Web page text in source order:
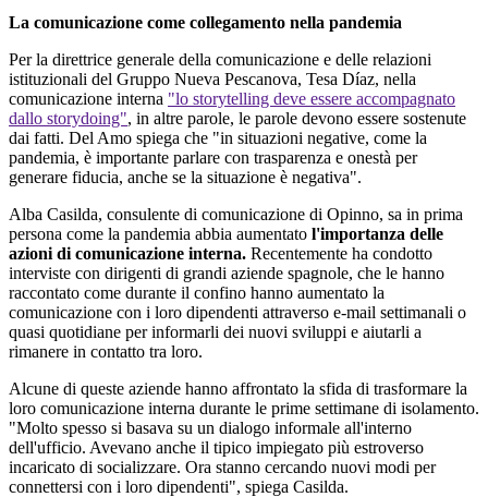
La comunicazione come collegamento nella pandemia
Per la direttrice generale della comunicazione e delle relazioni
istituzionali del Gruppo Nueva Pescanova, Tesa Díaz, nella
comunicazione interna "lo storytelling deve essere accompagnato
dallo storydoing", in altre parole, le parole devono essere sostenute
dai fatti. Del Amo spiega che "in situazioni negative, come la
pandemia, è importante parlare con trasparenza e onestà per
generare fiducia, anche se la situazione è negativa".
Alba Casilda, consulente di comunicazione di Opinno, sa in prima
persona come la pandemia abbia aumentato l'importanza delle
azioni di comunicazione interna. Recentemente ha condotto
interviste con dirigenti di grandi aziende spagnole, che le hanno
raccontato come durante il confino hanno aumentato la
comunicazione con i loro dipendenti attraverso e-mail settimanali o
quasi quotidiane per informarli dei nuovi sviluppi e aiutarli a
rimanere in contatto tra loro.
Alcune di queste aziende hanno affrontato la sfida di trasformare la
loro comunicazione interna durante le prime settimane di isolamento.
"Molto spesso si basava su un dialogo informale all'interno
dell'ufficio. Avevano anche il tipico impiegato più estroverso
incaricato di socializzare. Ora stanno cercando nuovi modi per
connettersi con i loro dipendenti", spiega Casilda.